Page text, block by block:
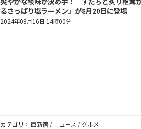
るさっぱり塩ラーメン』が8月20日に登場
2024年08月16日 14時00分
カテゴリ： 西新宿 / ニュース / グルメ